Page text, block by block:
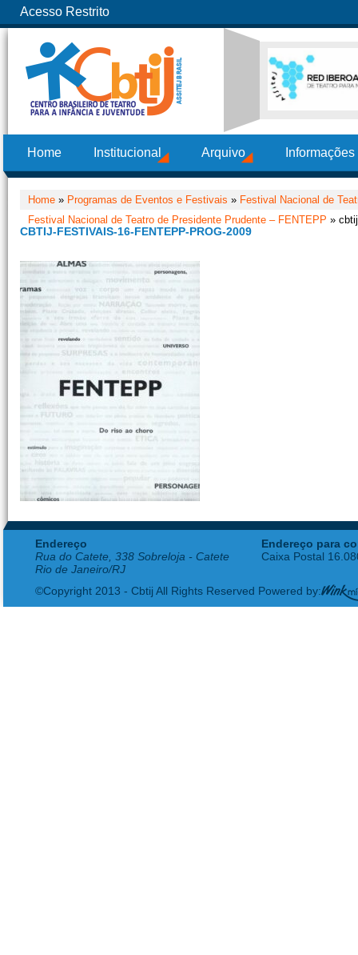
Acesso Restrito
Home Institucional Arquivo
Home » Programas de Eventos e Festivais » Festival Nacional de
Festival Nacional de Teatro de Presidente Prudente – FENTEPP »
CBTIJ-FESTIVAIS-16-FENTEPP-PROG-2009
Endereço
Rua do Catete, 338 Sobreloja - Catete
Rio de Janeiro/RJ
Endereço para
Caixa Postal
©Copyright 2013 - Cbtij All Rights Reserved Powered by: